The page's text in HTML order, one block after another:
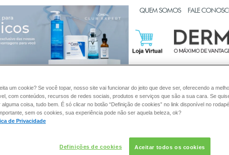
QUEM SOMOS FALE
PELE CABELO DESODORANTE SOLAR
da exposição solar inadequada?
um cookie? Se você topar, nosso site vai funcionar do jeito que deve ser, oferecendo a
com conteúdos, recursos de redes sociais, produtos e serviços que são a sua cara. Se
alguma coisa, tudo bem. É só clicar no botão “Definição de cookies” no link disponível no
sem os cookies, sua experiência pode não ser aquela beleza, ok?
de Privacidade
Definições de cookies Aceitar todos os cookies